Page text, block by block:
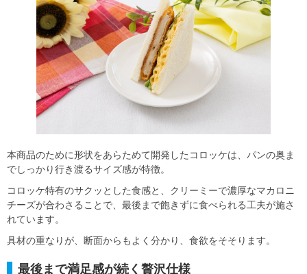
本商品のために形状をあらためて開発したコロッケは、パンの奥ま
でしっかり行き渡るサイズ感が特徴。
コロッケ特有のサクッとした食感と、クリーミーで濃厚なマカロニ
チーズが合わさることで、最後まで飽きずに食べられる工夫が施さ
れています。
具材の重なりが、断面からもよく分かり、食欲をそそります。
最後まで満足感が続く贅沢仕様